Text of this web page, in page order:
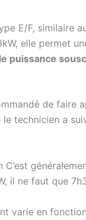
E/F, similaire
elle permet
puissance
de faire
technicien a
il ne faut que
varie en